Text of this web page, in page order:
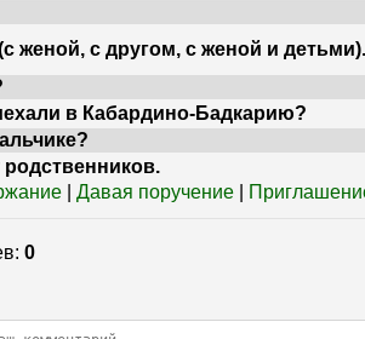
женой, с другом, с женой и детьми).
в Кабардино-Бадкарию?
Давая поручение
: 0